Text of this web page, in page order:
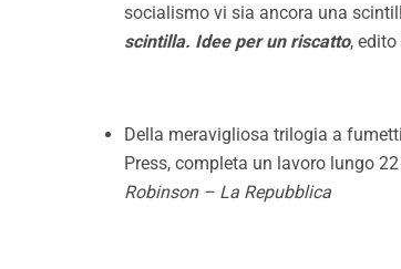
socialismo vi sia ancora una
scintilla. Idee per un riscatto, edito
Della meravigliosa trilogia a fumetti
Press, completa un lavoro lungo
Robinson – La Repubblica